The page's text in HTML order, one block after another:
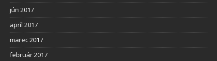
jún 2017
apríl 2017
marec 2017
február 2017